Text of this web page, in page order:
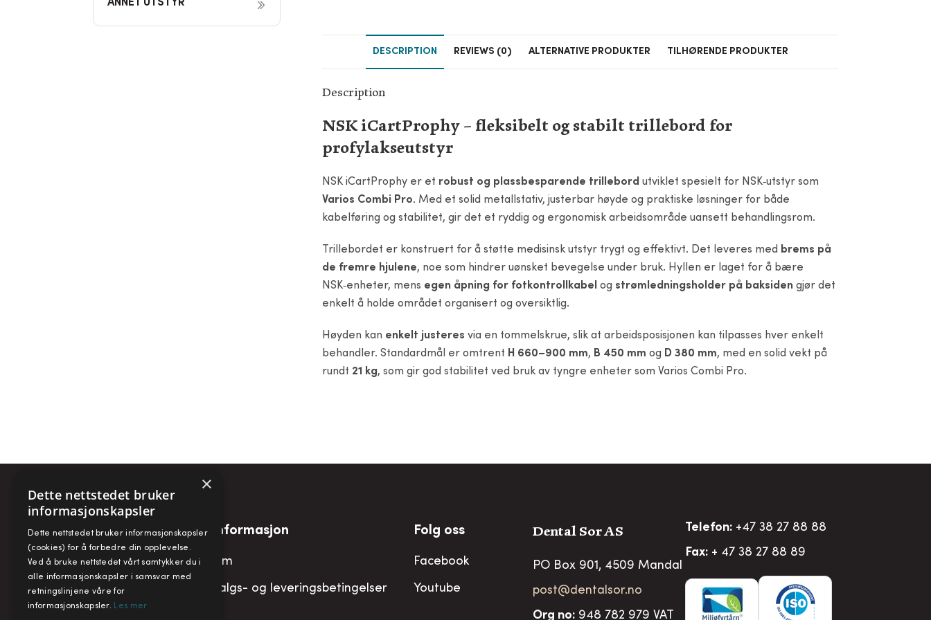
ANNET UTSTYR
DESCRIPTION REVIEWS (0) ALTERNATIVE PRODUKTER TILHØRENDE PRODUKTER
Description
NSK iCartProphy – fleksibelt og stabilt trillebord for
profylakseutstyr
NSK iCartProphy er et robust og plassbesparende trillebord utviklet spesielt for NSK‑utstyr som
Varios Combi Pro. Med et solid metallstativ, justerbar høyde og praktiske løsninger for både
kabelføring og stabilitet, gir det et ryddig og ergonomisk arbeidsområde uansett behandlingsrom.
Trillebordet er konstruert for å støtte medisinsk utstyr trygt og effektivt. Det leveres med brems på
de fremre hjulene, noe som hindrer uønsket bevegelse under bruk. Hyllen er laget for å bære
NSK‑enheter, mens egen åpning for fotkontrollkabel og strømledningsholder på baksiden gjør det
enkelt å holde området organisert og oversiktlig.
Høyden kan enkelt justeres via en tommelskrue, slik at arbeidsposisjonen kan tilpasses hver enkelt
behandler. Standardmål er omtrent H 660–900 mm, B 450 mm og D 380 mm, med en solid vekt på
rundt 21 kg, som gir god stabilitet ved bruk av tyngre enheter som Varios Combi Pro.
Snarveier
Min konto
Handlekurv
Informasjon
Om
Salgs- og leveringsbetingelser
Folg oss
Facebook
Youtube
Dental Sor AS
PO Box 901, 4509 Mandal
post@dentalsor.no
Org no:948 782 979 VAT
Telefon: +47 38 27 88 88
Fax: + 47 38 27 88 89
×
Dette nettstedet bruker
informasjonskapsler
Dette nettstedet bruker informasjonskapsler
(cookies) for å forbedre din opplevelse.
Ved å bruke nettstedet vårt samtykker du i
alle informasjonskapsler i samsvar med
retningslinjene våre for
informasjonskapsler. Les mer